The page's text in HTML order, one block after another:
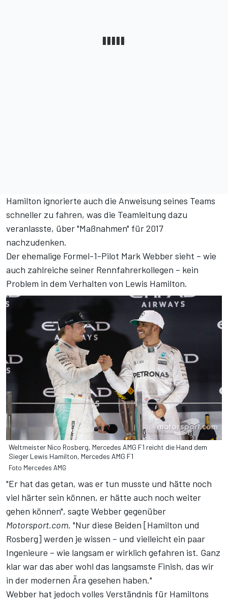
Hamilton ignorierte auch die Anweisung seines Teams
schneller zu fahren, was die Teamleitung dazu
veranlasste, über "Maßnahmen" für 2017
nachzudenken.
Der ehemalige Formel-1-Pilot Mark Webber sieht – wie
auch zahlreiche seiner Rennfahrerkollegen – kein
Problem in dem Verhalten von Lewis Hamilton.
Weltmeister Nico Rosberg, Mercedes AMG F1 reicht die Hand dem
Sieger Lewis Hamilton, Mercedes AMG F1
Foto Mercedes AMG
"Er hat das getan, was er tun musste und hätte noch
viel härter sein können, er hätte auch noch weiter
gehen können", sagte Webber gegenüber
Motorsport.com. "Nur diese Beiden [Hamilton und
Rosberg] werden je wissen – und vielleicht ein paar
Ingenieure – wie langsam er wirklich gefahren ist. Ganz
klar war das aber wohl das langsamste Finish, das wir
in der modernen Ära gesehen haben."
Webber hat jedoch volles Verständnis für Hamiltons